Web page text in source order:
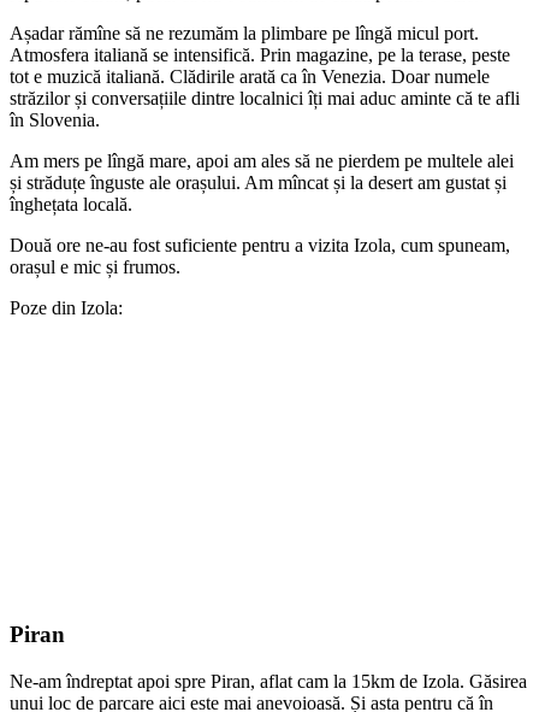
Așadar rămîne să ne rezumăm la plimbare pe lîngă micul port.
Atmosfera italiană se intensifică. Prin magazine, pe la terase, peste
tot e muzică italiană. Clădirile arată ca în Venezia. Doar numele
străzilor și conversațiile dintre localnici îți mai aduc aminte că te afli
în Slovenia.
Am mers pe lîngă mare, apoi am ales să ne pierdem pe multele alei
și străduțe înguste ale orașului. Am mîncat și la desert am gustat și
înghețata locală.
Două ore ne-au fost suficiente pentru a vizita Izola, cum spuneam,
orașul e mic și frumos.
Poze din Izola:
Piran
Ne-am îndreptat apoi spre Piran, aflat cam la 15km de Izola. Găsirea
unui loc de parcare aici este mai anevoioasă. Și asta pentru că în